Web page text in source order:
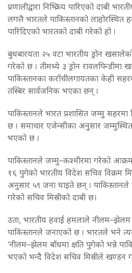
प्रणालीद्वारा निष्क्रिय पारिएको दाबी
लगत्तै भारतले पाकिस्तानको लाहोरस्थित
पारिदिएको भारतको दाबी गरेको हो ।
बुधबारयता २५ वटा भारतीय ड्रोन
गरेको छ । तीमध्ये ३ ड्रोन रावलपिन्डीमा
पाकिस्तानका कराँचीलगायतका केही
तस्बिर सार्वजनिक भएका छन् ।
पाकिस्तानले भारत प्रशासित जम्मु
छ । समाचार एजेन्सीका अनुसार
भएको छ ।
पाकिस्तानले जम्मु–कश्मीरमा गरेको
१६ पुगेको भारतीय विदेश सचिव विक्रम
अनुसार ५९ जना घाइते छन् ।
गरेको सचिव मिस्रीको दाबी छ।
उता, भारतीय हवाई हमलाले नीलम–झेलम
पाकिस्तानले जनाएको छ । भारतले भने
‘नीलम–झेलम बाँधमा क्षति पुगेको भन्ने
भएको भन्दै विदेश सचिव मिस्रीले खण्डन